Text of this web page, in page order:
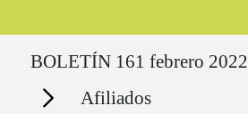
BOLETÍN 161 febrero 2022
Secciones Afiliados